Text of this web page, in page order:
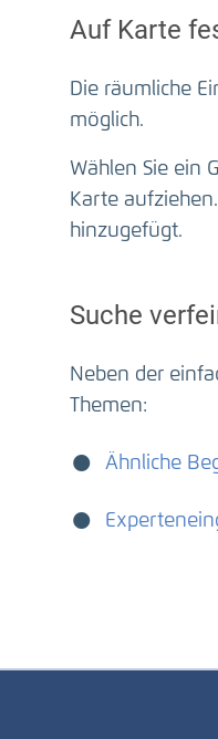
Auf Karte
Die räumliche
möglich.
Wählen Sie ein
Karte
hinzugefügt.
Suche
Neben der
Themen:
Ähnliche